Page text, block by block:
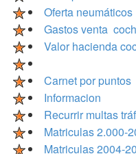
Oferta neumáticos
Gastos venta
Valor hacienda
Carnet por puntos
Informacion
Recurrir multas
Matriculas 2.000-
Matriculas 2004-